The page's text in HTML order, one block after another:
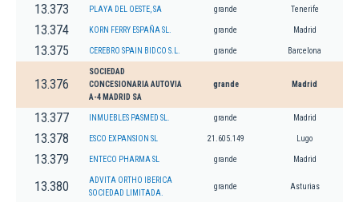
13.373 PLAYA DEL OESTE, SA grande Tenerife
13.374 KORN FERRY ESPAÑA SL. grande Madrid
13.375 CEREBRO SPAIN BIDCO S.L. grande Barcelona
13.376
SOCIEDAD
CONCESIONARIA AUTOVIA
A-4 MADRID SA
grande Madrid
13.377 INMUEBLES PASMED SL. grande Madrid
13.378 ESCO EXPANSION SL 21.605.149 Lugo
13.379 ENTECO PHARMA SL grande Madrid
13.380
ADVITA ORTHO IBERICA
SOCIEDAD LIMITADA.
grande Asturias